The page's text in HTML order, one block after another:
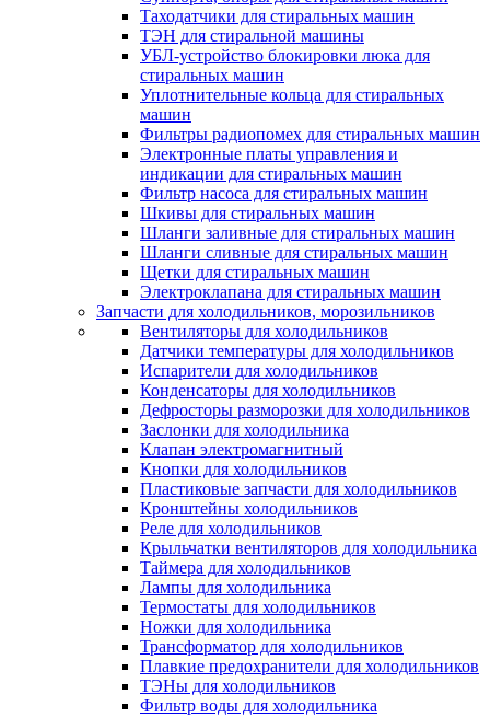
Таходатчики для стиральных машин
ТЭН для стиральной машины
УБЛ-устройство блокировки люка для
стиральных машин
Уплотнительные кольца для стиральных
машин
Фильтры радиопомех для стиральных машин
Электронные платы управления и
индикации для стиральных машин
Фильтр насоса для стиральных машин
Шкивы для стиральных машин
Шланги заливные для стиральных машин
Шланги сливные для стиральных машин
Щетки для стиральных машин
Электроклапана для стиральных машин
Запчасти для холодильников, морозильников
Вентиляторы для холодильников
Датчики температуры для холодильников
Испарители для холодильников
Конденсаторы для холодильников
Дефросторы разморозки для холодильников
Заслонки для холодильника
Клапан электромагнитный
Кнопки для холодильников
Пластиковые запчасти для холодильников
Кронштейны холодильников
Реле для холодильников
Крыльчатки вентиляторов для холодильника
Таймера для холодильников
Лампы для холодильника
Термостаты для холодильников
Ножки для холодильника
Трансформатор для холодильников
Плавкие предохранители для холодильников
ТЭНы для холодильников
Фильтр воды для холодильника